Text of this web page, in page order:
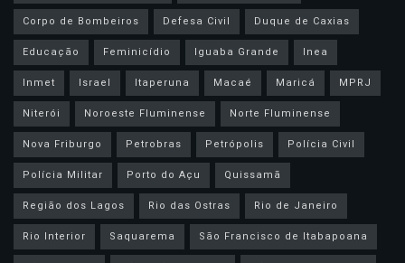
Corpo de Bombeiros
Defesa Civil
Duque de Caxias
Educação
Feminicídio Iguaba Grande
Inea
Inmet
Israel Itaperuna Macaé Maricá
MPRJ
Niterói
Noroeste Fluminense
Norte Fluminense
Nova Friburgo
Petrobras Petrópolis
Polícia Civil
Polícia Militar
Porto do Açu
Quissamã
Região dos Lagos
Rio das Ostras
Rio de Janeiro
Rio Interior
Saquarema
São Francisco de Itabapoana